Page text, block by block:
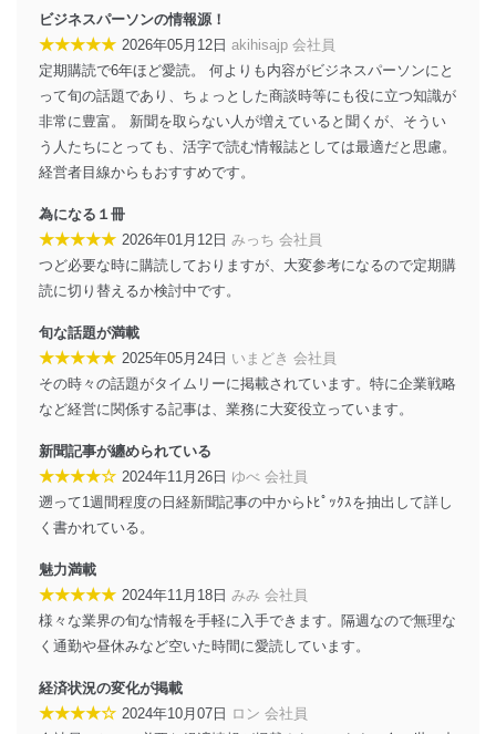
得・利用・提供を行います。また、当社が保有している
個人情報は、同意を得ずに目的外利用、第三者への提
供・開示は行いません。当社においてはこれらの取り組
みを確実にするため、従業者等の教育を徹底してまいり
ます。また、目的外利用を行わないために、適切な管理
措置を講じます。
法令遵守
その他の規範を遵守します。また、当社の管理の仕組み
に、これらの法令及びその他の規範を常に適合させま
す。
個人情報の安全管理措置
当社は、個人情報の正確性及び安全性を確保するため
に、下記セキュリティ対策をはじめとする安全対策を実
施し、個人情報の漏えい、滅失またはき損の防止及び是
正に努めます。
個人データを取り扱うことのできる機器及び当該
機器を取り扱う従業者を明確化し、 個人データへ
の不要なアクセスを防止しています。
アクセス者の識別と認証
ベース等を取り扱う情報システムを使用する従業
者を識別・認証しています。
個人データを取り扱う機器等のオペレーティング
システムを最新の状態に保持しています。
個人データを取り扱う機器等にセキュリティ対策
ビジネスパーソンの情報源！
★★★★★ 2026年05月12日 akihisajp 会社員
定期購読で6年ほど愛読。 何よりも内容がビジネスパーソンにと
って旬の話題であり、ちょっとした商談時等にも役に立つ知識が
非常に豊富。 新聞を取らない人が増えていると聞くが、そうい
う人たちにとっても、活字で読む情報誌としては最適だと思慮。
経営者目線からもおすすめです。
為になる１冊
★★★★★ 2026年01月12日 みっち 会社員
つど必要な時に購読しておりますが、大変参考になるので定期購
読に切り替えるか検討中です。
旬な話題が満載
★★★★★ 2025年05月24日 いまどき 会社員
その時々の話題がタイムリーに掲載されています。特に企業戦略
など経営に関係する記事は、業務に大変役立っています。
新聞記事が纏められている
★★★★☆ 2024年11月26日 ゆべ 会社員
遡って1週間程度の日経新聞記事の中からﾄﾋﾟｯｸｽを抽出して詳し
く書かれている。
魅力満載
★★★★★ 2024年11月18日 みみ 会社員
様々な業界の旬な情報を手軽に入手できます。隔週なので無理な
く通勤や昼休みなど空いた時間に愛読しています。
経済状況の変化が掲載
★★★★☆ 2024年10月07日 ロン 会社員